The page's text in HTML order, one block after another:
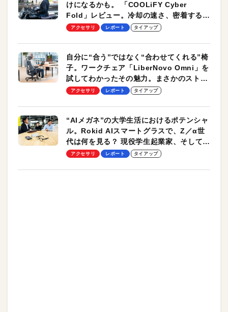
けになるかも。 「COOLiFY Cyber
Fold」レビュー。冷却の速さ、密着する冷
却プレート、シンプルな操作性がグッド！
アクセサリ レポート タイアップ
自分に“合う”ではなく“合わせてくれる”椅
子。ワークチェア「LiberNovo Omni」を
試してわかったその魅力。まさかのストレ
ッチ機能も搭載
アクセサリ レポート タイアップ
“AIメガネ”の大学生活におけるポテンシャ
ル。Rokid AIスマートグラスで、Z／α世
代は何を見る？ 現役学生起業家、そして教
授による体験会レポート【PR】
アクセサリ レポート タイアップ